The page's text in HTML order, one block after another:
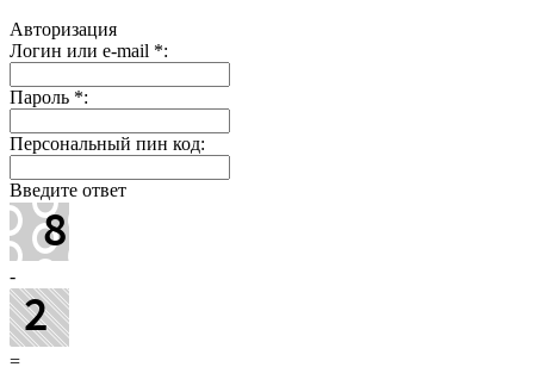
Авторизация
Логин или e-mail *:
Пароль *:
Персональный пин код:
Введите ответ
-
=